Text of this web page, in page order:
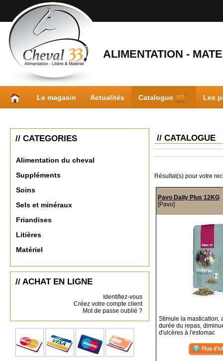
ALIMENTATION -
Le magasin Actualités Catalogue Les
// CATEGORIES
Alimentation du cheval
Suppléments
Soins
Sels et minéraux
Friandises
Litières
Matériel
// ACHAT EN LIGNE
Identifiez-vous
Créez votre compte client
Mot de passe oublié ?
// CATALOGUE
Résultat(s) pour votre
Pavo Daily Plus 12KG
[Pavo]
Stimule la mastication,
durée du repas,
d'ulcères à l'estomac